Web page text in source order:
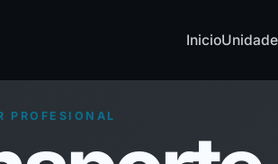
Inicio
PROFESIONAL